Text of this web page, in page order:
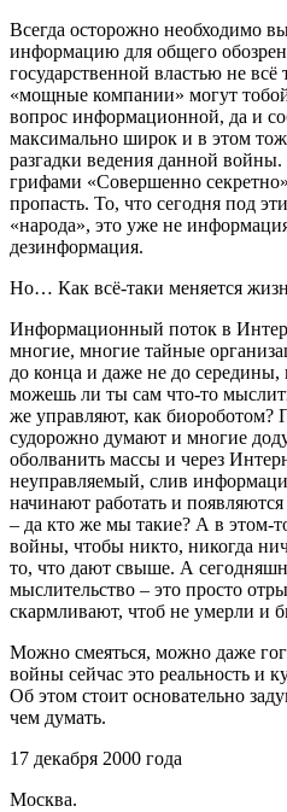
Всегда осторожно необходимо
информацию для общего
государственной властью не
«мощные компании» могут тобой
вопрос информационной, да и
максимально широк и в этом
разгадки ведения данной войны.
грифами «Совершенно
пропасть. То, что сегодня под
«народа», это уже не
дезинформация.
Но… Как всё-таки меняется
Информационный поток в
многие, многие тайные
до конца и даже не до середины,
можешь ли ты сам что-то
же управляют, как биороботом?
судорожно думают и многие
оболванить массы и через
неуправляемый, слив
начинают работать и
– да кто же мы такие? А в этом-
войны, чтобы никто, никогда
то, что дают свыше. А
мыслительство – это просто
скармливают, чтоб не умерли и
Можно смеяться, можно даже
войны сейчас это реальность и
Об этом стоит основательно
чем думать.
17 декабря 2000 года
Москва.